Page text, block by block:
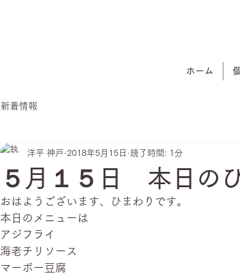
ホーム
新着情報
５月１５日 本日の
洋平 神戸 2018年5月15日 読了時間: 1分
おはようございます、ひまわりです。
本日のメニューは
アジフライ
海老チリソース
マーボー豆腐